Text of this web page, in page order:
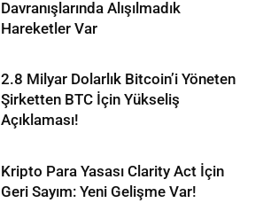
Davranışlarında Alışılmadık
Hareketler Var
2.8 Milyar Dolarlık Bitcoin’i Yöneten
Şirketten BTC İçin Yükseliş
Açıklaması!
Kripto Para Yasası Clarity Act İçin
Geri Sayım: Yeni Gelişme Var!